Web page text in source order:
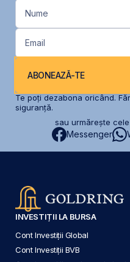
Nume
Email
ABONEAZĂ-TE
Te poți dezabona oricând.
siguranță.
sau urmărește
Messenger
INVESTIȚII LA BURSA
Cont Investiții Global
Cont Investiții BVB